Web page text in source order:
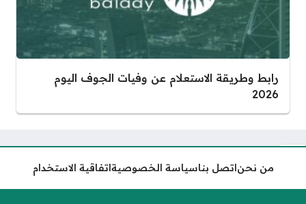
رابط وطريقة الاستعلام عن وفيات الجوف اليوم
2026
من نحناتصل بناسياسة الخصوصيةاتفاقية الاستخدام
رابط التسجيل في خدمة وصفتي
وزارة الصحة السعودية